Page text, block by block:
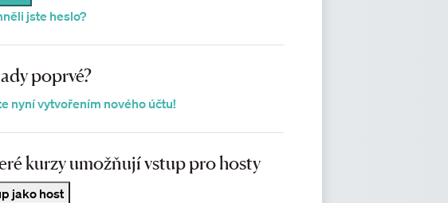
jste heslo?
poprvé?
nyní vytvořením nového účtu!
kurzy umožňují vstup pro hosty
jako host